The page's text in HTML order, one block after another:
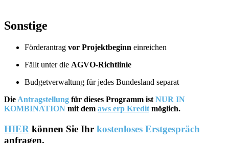
Sonstige
Förderantrag vor Projektbeginn einreichen
Fällt unter die AGVO-Richtlinie
Budgetverwaltung für jedes Bundesland separat
Die Antragstellung für dieses Programm ist NUR IN
KOMBINATION mit dem aws erp Kredit möglich.
HIER können Sie Ihr kostenloses Erstgespräch
anfragen.